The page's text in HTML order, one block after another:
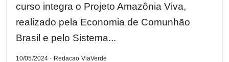
curso integra o Projeto Amazônia Viva,
realizado pela Economia de Comunhão
Brasil e pelo Sistema...
10/05/2024 · Redacao ViaVerde